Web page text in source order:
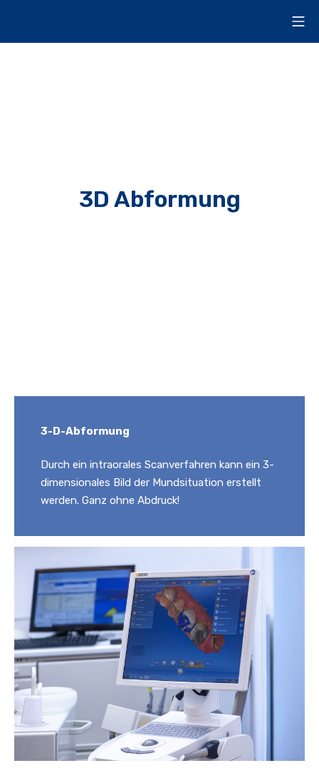
3D Abformung
3-D-Abformung
Durch ein intraorales Scanverfahren kann ein 3-
dimensionales Bild der Mundsituation erstellt
werden. Ganz ohne Abdruck!